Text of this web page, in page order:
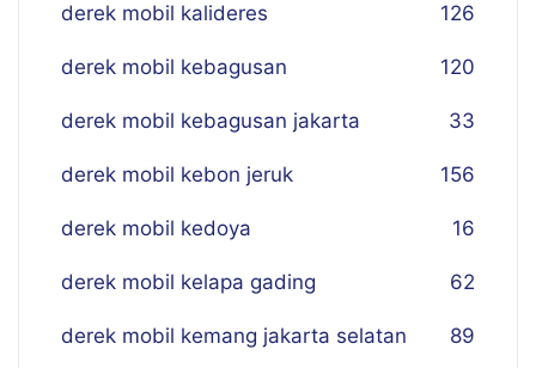
derek mobil kalideres 126
derek mobil kebagusan 120
derek mobil kebagusan jakarta 33
derek mobil kebon jeruk 156
derek mobil kedoya 16
derek mobil kelapa gading 62
derek mobil kemang jakarta selatan 89